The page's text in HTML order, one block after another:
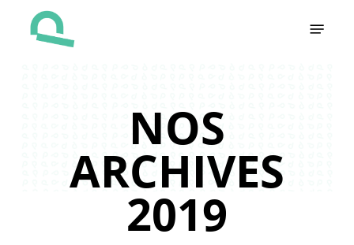
NOS
ARCHIVES
2019